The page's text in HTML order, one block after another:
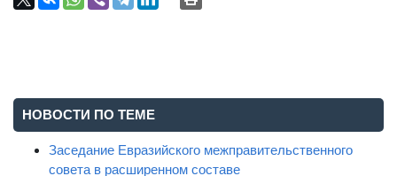
НОВОСТИ ПО ТЕМЕ
Заседание Евразийского межправительственного
совета в расширенном составе